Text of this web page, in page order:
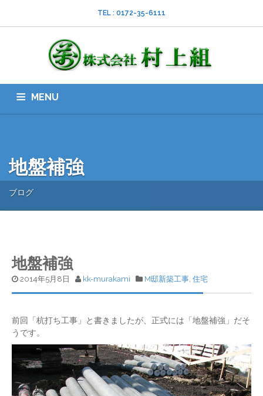
TEL : 0172-35-6111
MENU
地盤補強
ブログ
地盤補強
2014年5月8日 kk-murakami M邸新築工事, 住宅
前回「杭打ち工事」と書きましたが、正式には「地盤補強」だそ
うです。